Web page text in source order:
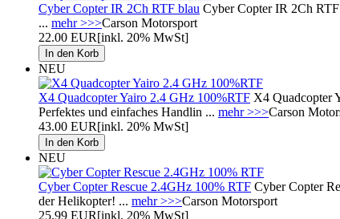
Cyber Copter IR 2Ch RTF blau Cyber Copter IR 2Ch
... mehr >>>Carson Motorsport
22.00 EUR[inkl. 20% MwSt]
NEU
X4 Quadcopter Yairo 2.4 GHz 100%RTF X4 Quadcopter
Perfektes und einfaches Handlin ... mehr >>>Carson
43.00 EUR[inkl. 20% MwSt]
NEU
Cyber Copter Rescue 2.4GHz 100% RTF Cyber Copter
der Helikopter! ... mehr >>>Carson Motorsport
25.99 EUR[inkl. 20% MwSt]